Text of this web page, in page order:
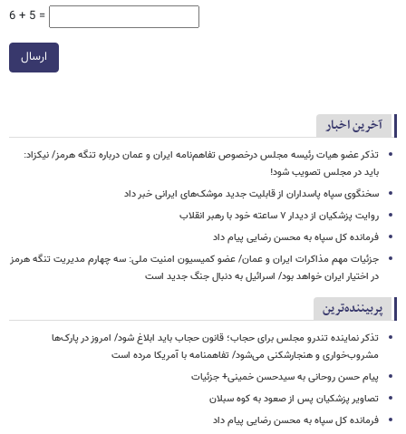
6 + 5 =
ارسال
آخرین اخبار
تذکر عضو هیات رئیسه مجلس درخصوص تفاهم‌نامه ایران و عمان درباره تنگه هرمز/ نیکزاد:
باید در مجلس تصویب شود!
سخنگوی سپاه پاسداران از قابلیت جدید موشک‌های ایرانی خبر داد
روایت پزشکیان از دیدار ۷ ساعته خود با رهبر انقلاب
فرمانده کل سپاه به محسن رضایی پیام داد
جزئیات مهم مذاکرات ایران و عمان/ عضو کمیسیون امنیت ملی: سه‌ چهارم مدیریت تنگه هرمز
در اختیار ایران خواهد بود/ اسرائیل به دنبال جنگ جدید است
پربیننده‌ترین
تذکر نماینده تندرو مجلس برای حجاب؛ قانون حجاب باید ابلاغ شود/ امروز در پارک‌ها
مشروب‌خواری و هنجارشکنی می‌شود/ تفاهمنامه با آمریکا مرده است
پیام حسن روحانی به سیدحسن خمینی+ جزئیات
تصاویر پزشکیان پس از صعود به کوه سبلان
فرمانده کل سپاه به محسن رضایی پیام داد